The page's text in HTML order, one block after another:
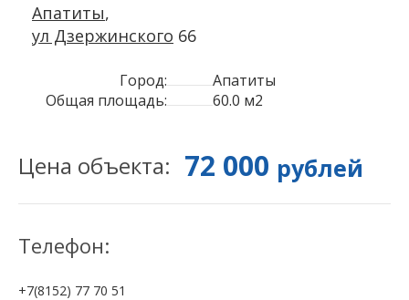
Апатиты,
ул Дзержинского 66
Город:
Апатиты
Общая площадь:
60.0 м2
Цена объекта: 72 000 рублей
Телефон:
+7(8152) 77 70 51